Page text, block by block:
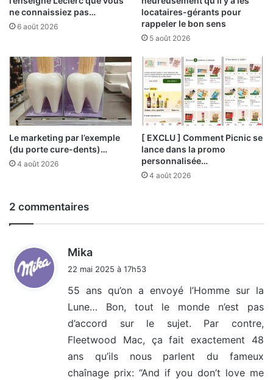
ne connaissiez pas…
6 août 2026
locataires-gérants pour
rappeler le bon sens
5 août 2026
Le marketing par l’exemple
(du porte cure-dents)…
4 août 2026
[ EXCLU ] Comment Picnic se
lance dans la promo
personnalisée…
4 août 2026
2 commentaires
Mika
22 mai 2025 à 17h53
55 ans qu’on a envoyé l’Homme sur la
Lune… Bon, tout le monde n’est pas
d’accord sur le sujet. Par contre,
Fleetwood Mac, ça fait exactement 48
ans qu’ils nous parlent du fameux
chaînage prix: “And if you don’t love me